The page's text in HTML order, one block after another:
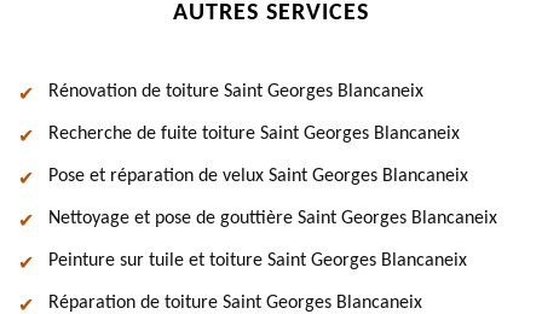
AUTRES SERVICES
Rénovation de toiture Saint Georges Blancaneix
Recherche de fuite toiture Saint Georges Blancaneix
Pose et réparation de velux Saint Georges Blancaneix
Nettoyage et pose de gouttière Saint Georges Blancaneix
Peinture sur tuile et toiture Saint Georges Blancaneix
Réparation de toiture Saint Georges Blancaneix